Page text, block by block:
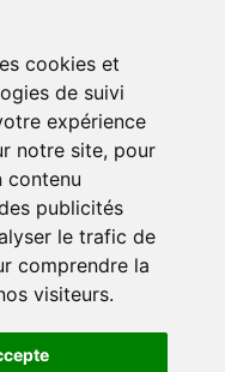
cookies et
de suivi
expérience
notre site, pour
contenu
publicités
le trafic de
comprendre la
visiteurs.